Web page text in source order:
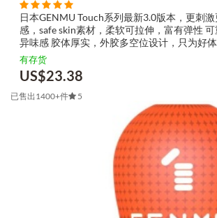
日本GENMU Touch系列最新3.0版本，更刺
感，safe skin素材，柔软可拉伸，富有弹性
异味感 胶体厚实，外胶多空位设计，只为好
畅、实用时尚 Pixy萌女青涩：有节奏感的通...
有存货
US$23.38
已售出1400+件 5